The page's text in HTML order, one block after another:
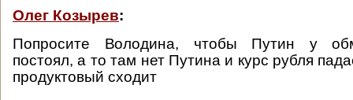
Олег Козырев:
Попросите Володина, чтобы Путин у
постоял, а то там нет Путина и курс рубля
продуктовый сходит